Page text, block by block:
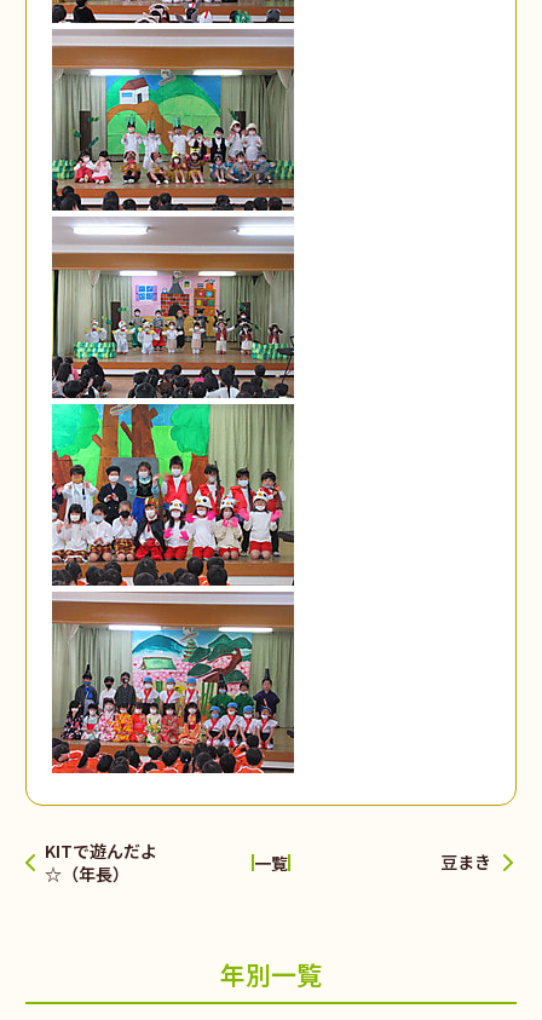
KITで遊んだよ
☆（年長）
一覧 豆まき
年別一覧